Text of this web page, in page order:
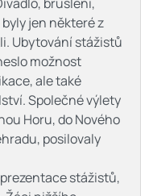
jen některé z
Ubytování stážistů
možnost
ale také
Společné výlety
Horu, do Nového
posilovaly
stážistů,